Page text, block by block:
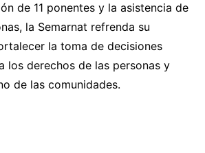
de 11 ponentes y la asistencia de
la Semarnat refrenda su
la toma de decisiones
los derechos de las personas y
de las comunidades.